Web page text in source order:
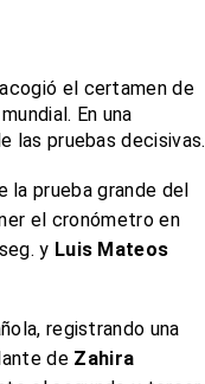
el certamen de
En una
las pruebas decisivas.
prueba grande del
el cronómetro en
y Luis Mateos
registrando una
de Zahira